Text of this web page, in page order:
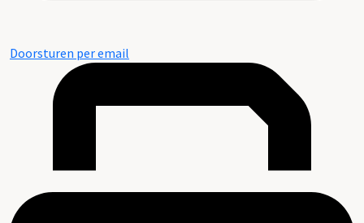
Doorsturen per email